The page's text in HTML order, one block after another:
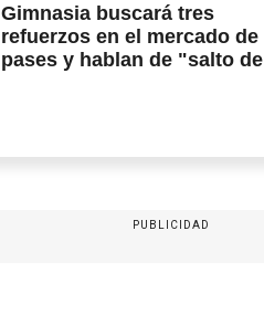
Gimnasia buscará tres
refuerzos en el mercado de
pases y hablan de "salto de
PUBLICIDAD